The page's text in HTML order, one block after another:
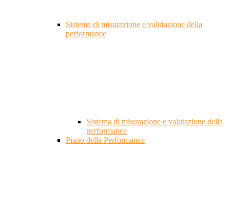
Sistema di misurazione e valutazione della
performance
Sistema di misurazione e valutazione della
performance
Piano della Performance